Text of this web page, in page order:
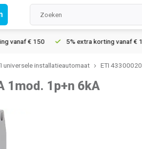
€ 150 5% extra korting vanaf € 1000
universele installatieautomaat ETI
1mod. 1p+n 6kA